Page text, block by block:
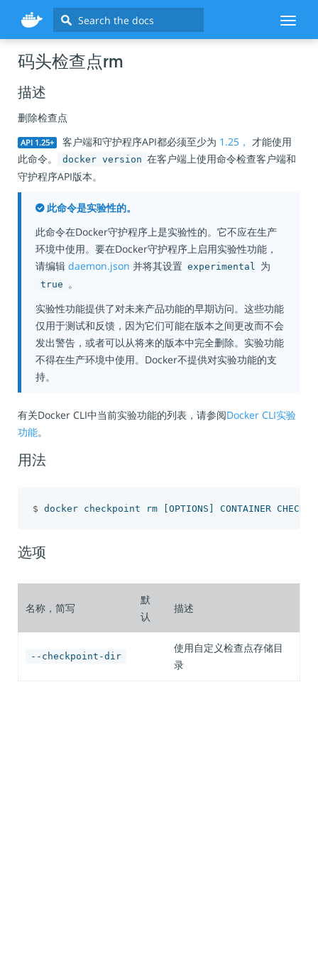
Search
Toggle
码头检查点rm
描述
删除检查点
API 1.25+ 客户端和守护程序API都必须至少为 1.25， 才能使用
此命令。
docker version 在客户端上使用命令检查客户端和
守护程序API版本。
此命令是实验性的。
此命令在Docker守护程序上是实验性的。它不应在生产
环境中使用。要在Docker守护程序上启用实验性功能，
请编辑 daemon.json 并将其设置 experimental 为
true 。
实验性功能提供了对未来产品功能的早期访问。这些功能
仅用于测试和反馈，因为它们可能在版本之间更改而不会
发出警告，或者可以从将来的版本中完全删除。实验功能
不得在生产环境中使用。Docker不提供对实验功能的支
持。
有关Docker CLI中当前实验功能的列表，请参阅Docker CLI实验
功能。
用法
$ docker checkpoint rm [
选项
名称，简写
默
认
描述
--checkpoint-dir
使用自定义检查点存储目
录